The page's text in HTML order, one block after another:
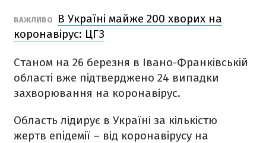
ВАЖЛИВО
В Україні майже 200 хворих на
коронавірус: ЦГЗ
Станом на 26 березня в Івано-Франківській
області вже підтверджено 24 випадки
захворювання на коронавірус.
Область лідирує в Україні за кількістю
жертв епідемії – від коронавірусу на